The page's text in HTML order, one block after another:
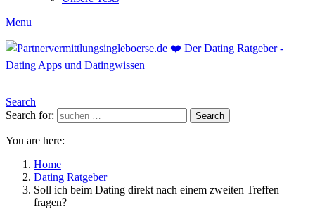
Menu
Search
Search for:
Search
You are here:
Home
Dating Ratgeber
Soll ich beim Dating direkt nach einem zweiten Treffen
fragen?